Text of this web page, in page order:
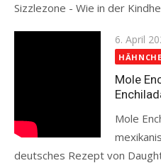
Sizzlezone - Wie in der
Posted
on
6. April
Mole
Mole
deutsches Rezept von